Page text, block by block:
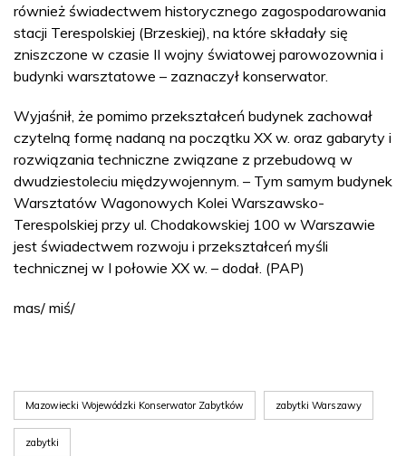
również świadectwem historycznego zagospodarowania
stacji Terespolskiej (Brzeskiej), na które składały się
zniszczone w czasie II wojny światowej parowozownia i
budynki warsztatowe – zaznaczył konserwator.
Wyjaśnił, że pomimo przekształceń budynek zachował
czytelną formę nadaną na początku XX w. oraz gabaryty i
rozwiązania techniczne związane z przebudową w
dwudziestoleciu międzywojennym. – Tym samym budynek
Warsztatów Wagonowych Kolei Warszawsko-
Terespolskiej przy ul. Chodakowskiej 100 w Warszawie
jest świadectwem rozwoju i przekształceń myśli
technicznej w I połowie XX w. – dodał. (PAP)
mas/ miś/
Mazowiecki Wojewódzki Konserwator Zabytków zabytki Warszawy
zabytki